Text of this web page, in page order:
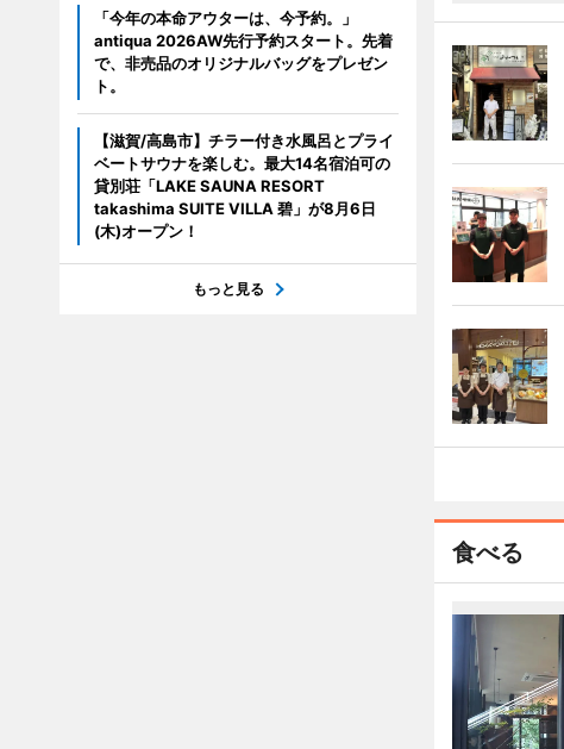
食べる
「今年の本命アウターは、今予約。」
antiqua 2026AW先行予約スタート。先着
で、非売品のオリジナルバッグをプレゼン
ト。
【滋賀/高島市】チラー付き水風呂とプライ
ベートサウナを楽しむ。最大14名宿泊可の
貸別荘「LAKE SAUNA RESORT
takashima SUITE VILLA 碧」が8月6日
(木)オープン！
もっと見る